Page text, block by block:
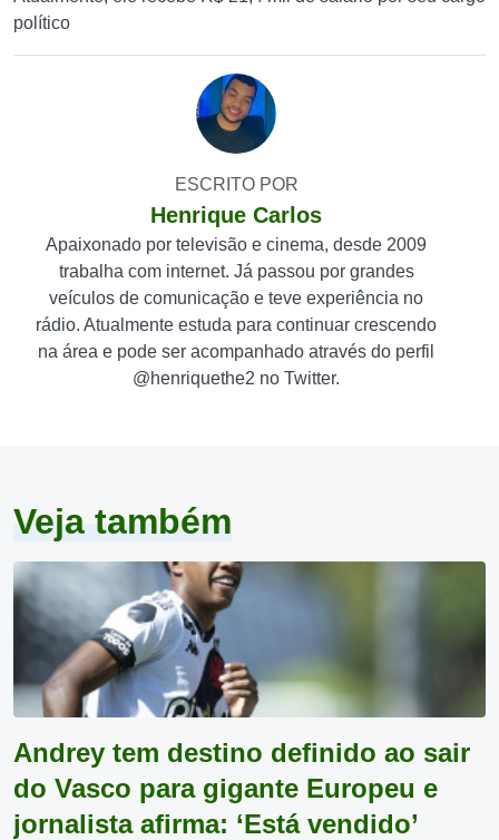
político
ESCRITO POR
Henrique Carlos
Apaixonado por televisão e cinema, desde 2009
trabalha com internet. Já passou por grandes
veículos de comunicação e teve experiência no
rádio. Atualmente estuda para continuar crescendo
na área e pode ser acompanhado através do perfil
@henriquethe2 no Twitter.
Veja também
Andrey tem destino definido ao sair
do Vasco para gigante Europeu e
jornalista afirma: ‘Está vendido’